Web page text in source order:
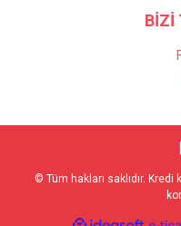
BİZİ
© Tüm hakları saklıdır.